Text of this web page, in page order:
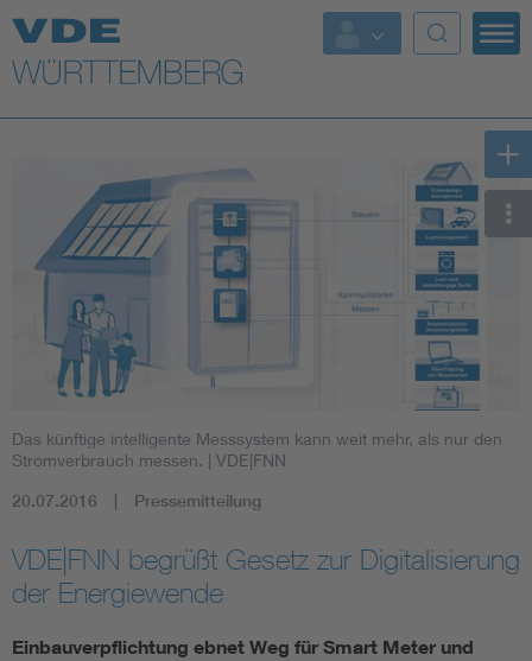
Top Themen
Fokusthemen
Energy
AI & Digital Trust
Health
Mobility
Standards
Weitere Themen
Assisted Living
Electromobility
Das künftige intelligente Messsystem kann weit mehr, als nur den
Stromverbrauch messen. | VDE|FNN
20.07.2016 Pressemitteilung
VDE|FNN begrüßt Gesetz zur Digitalisierung
der Energiewende
Einbauverpflichtung ebnet Weg für Smart Meter und